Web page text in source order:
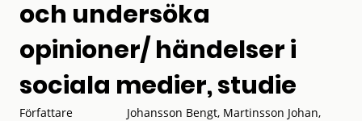
och undersöka
opinioner/ händelser i
sociala medier, studie
Författare
Johansson Bengt, Martinsson Johan,